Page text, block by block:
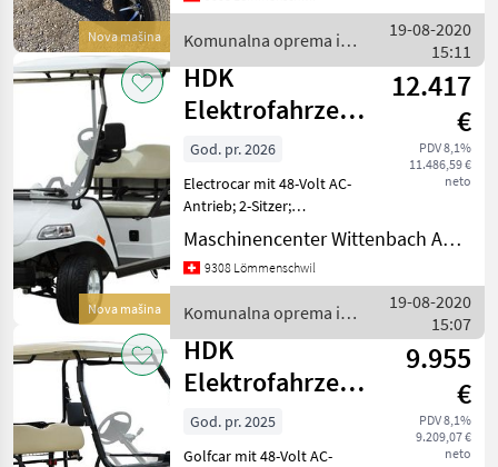
Holder
Mercedes
Kubota
John Deere
Prikaži
sve
(25)
MARKETPLACE
Marketplace
Ponude
trgovaca
Oglasi
Nova mašina
elektrischen Scheibenwisch
Komunalna oprema i
vozila / HDK
19-08-2020
15:11
Nova mašina
HDK
Elektrofahrzeug
Express Cargo-2
12.417
€
PDV 8,1%
11.486,59 €
neto
God. pr. 2026
Electrocar mit 48-Volt AC-
Antrieb; 2-Sitzer;
Ladebrücke 105x71x24 cm;
Sonnendach;
Beleuchtungsanlage mit
elektrische
Scheibenwischer; max.
Maschinencenter Wittenbach AG (Kommunaltechnik)
9308 Lömmenschwil
Komunalna oprema i
vozila / HDK
19-08-2020
15:07
HDK
Elektrofahrzeug
Express-2 mit
MFK
9.955
€
PDV 8,1%
9.209,07 €
neto
God. pr. 2025
Golfcar mit 48-Volt AC-